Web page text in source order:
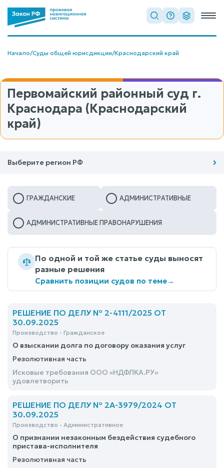
Начало/Суды общей юрисдикции/Краснодарский край
Первомайский районный суд г.
Краснодара (Краснодарский
край)
Выберите регион РФ
ГРАЖДАНСКИЕ АДМИНИСТРАТИВНЫЕ
АДМИНИСТРАТИВНЫЕ ПРАВОНАРУШЕНИЯ
По одной и той же статье суды выносят
разные решения
Сравнить позиции судов по теме→
РЕШЕНИЕ ПО ДЕЛУ № 2-4111/2025 ОТ
30.09.2025
Производство - Гражданское
О взыскании долга по договору оказания услуг
Резолютивная часть
Исковые требования ООО «НДФЛКА.РУ»
удовлетворить
РЕШЕНИЕ ПО ДЕЛУ № 2А-3979/2024 ОТ
30.09.2025
Производство - Административное
О признании незаконным бездействия судебного
пристава-исполнителя
Резолютивная часть